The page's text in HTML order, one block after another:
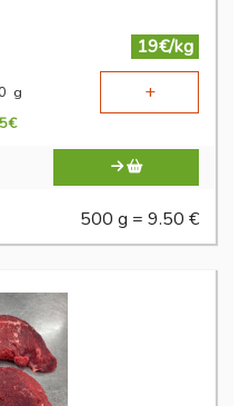
19€/kg
g +
€
500 g = 9.50 €